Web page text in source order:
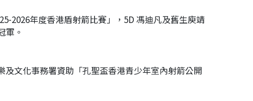
2026年度香港盾射箭比賽」，5D 馮迪凡及舊生庾靖
軍。
文化事務署資助「孔聖盃香港青少年室內射箭公開